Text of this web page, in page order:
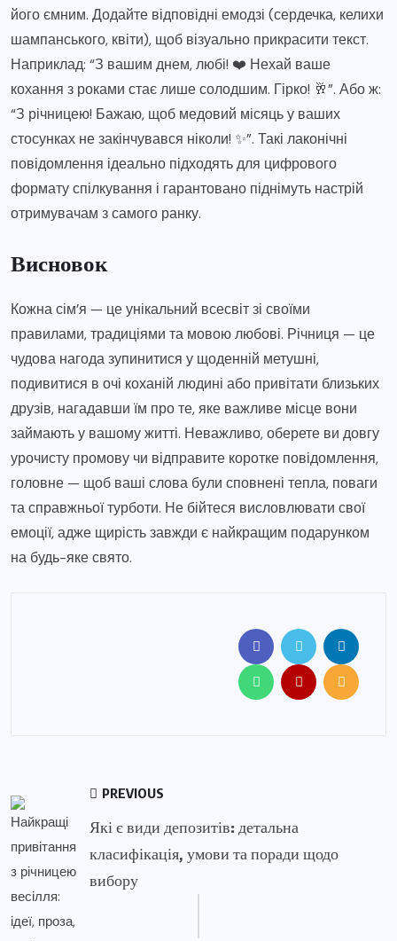
його ємним. Додайте відповідні емодзі (сердечка, келихи
шампанського, квіти), щоб візуально прикрасити текст.
Наприклад: “З вашим днем, любі! ❤️ Нехай ваше
кохання з роками стає лише солодшим. Гірко! 🥂”. Або ж:
“З річницею! Бажаю, щоб медовий місяць у ваших
стосунках не закінчувався ніколи! ✨”. Такі лаконічні
повідомлення ідеально підходять для цифрового
формату спілкування і гарантовано піднімуть настрій
отримувачам з самого ранку.
Висновок
Кожна сім’я — це унікальний всесвіт зі своїми
правилами, традиціями та мовою любові. Річниця — це
чудова нагода зупинитися у щоденній метушні,
подивитися в очі коханій людині або привітати близьких
друзів, нагадавши їм про те, яке важливе місце вони
займають у вашому житті. Неважливо, оберете ви довгу
урочисту промову чи відправите коротке повідомлення,
головне — щоб ваші слова були сповнені тепла, поваги
та справжньої турботи. Не бійтеся висловлювати свої
емоції, адже щирість завжди є найкращим подарунком
на будь-яке свято.
PREVIOUS
Які є види депозитів: детальна
класифікація, умови та поради щодо
вибору